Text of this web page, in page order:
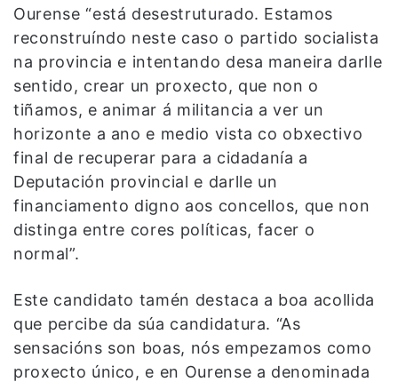
Ourense “está desestruturado. Estamos
reconstruíndo neste caso o partido socialista
na provincia e intentando desa maneira darlle
sentido, crear un proxecto, que non o
tiñamos, e animar á militancia a ver un
horizonte a ano e medio vista co obxectivo
final de recuperar para a cidadanía a
Deputación provincial e darlle un
financiamento digno aos concellos, que non
distinga entre cores políticas, facer o
normal”.
Este candidato tamén destaca a boa acollida
que percibe da súa candidatura. “As
sensacións son boas, nós empezamos como
proxecto único, e en Ourense a denominada